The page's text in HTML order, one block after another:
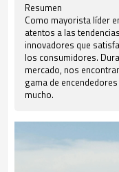
Resumen
Como mayorista líder
atentos a las
innovadores que
los consumidores.
mercado, nos
gama de
mucho.